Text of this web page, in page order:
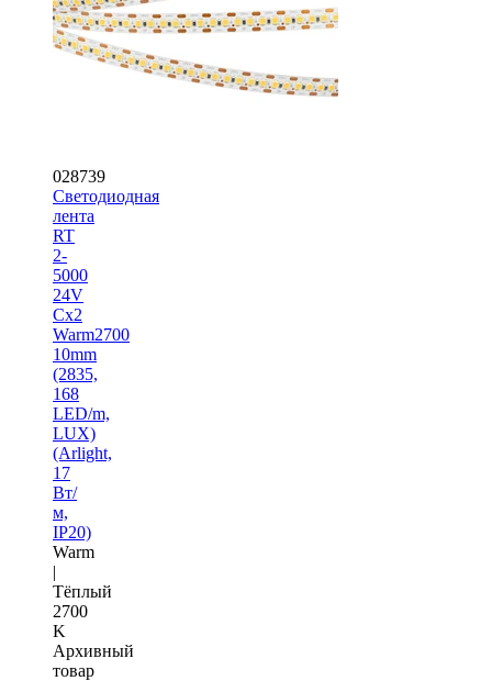
028739
Светодиодная
лента
RT
2-
5000
24V
Cx2
Warm2700
10mm
(2835,
168
LED/m,
LUX)
(Arlight,
17
Вт/
м,
IP20)
Warm
|
Тёплый
2700
K
Архивный
товар